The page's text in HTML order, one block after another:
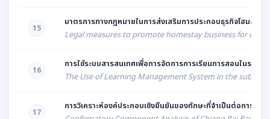
15
มาตรการทางกฎหมายในการส่งเสริมการประกอบธุรกิจโฮมสเต
Legal measures to promote homestay business for
16
การใช้ระบบสารสนเทศเพื่อการจัดการการเรียนการสอนในราย
The Use of Learning Management System in the
17
การวิเคราะห์องค์ประกอบเชิงยืนยันของทักษะที่จำเป็นต่อการใ